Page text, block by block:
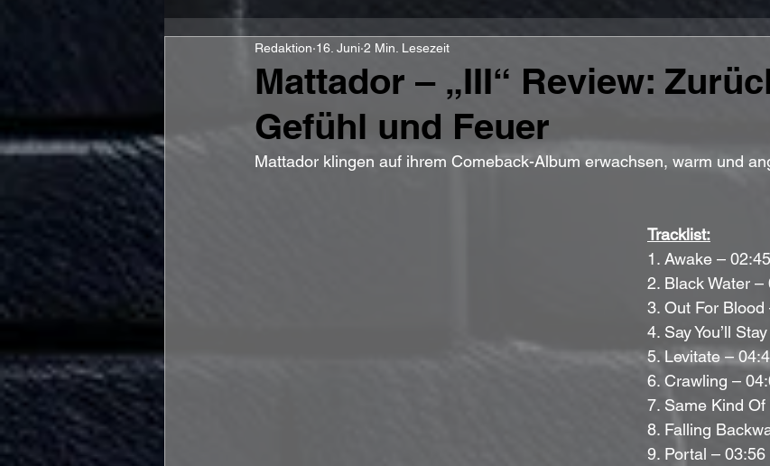
Mattador – „III“ Review:
Gefühl und Feuer
Redaktion 16. Juni 2 Min. Lesezeit
Mattador klingen auf ihrem Comeback-Album erwachsen, warm und
Tracklist:
1. Awake – 02:45
2. Black Water –
3. Out For Blood
4. Say You’ll
5. Levitate –
6. Crawling –
7. Same Kind
8. Falling
9. Portal – 03:56